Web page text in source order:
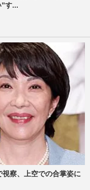
す...
察、上空での合掌姿に